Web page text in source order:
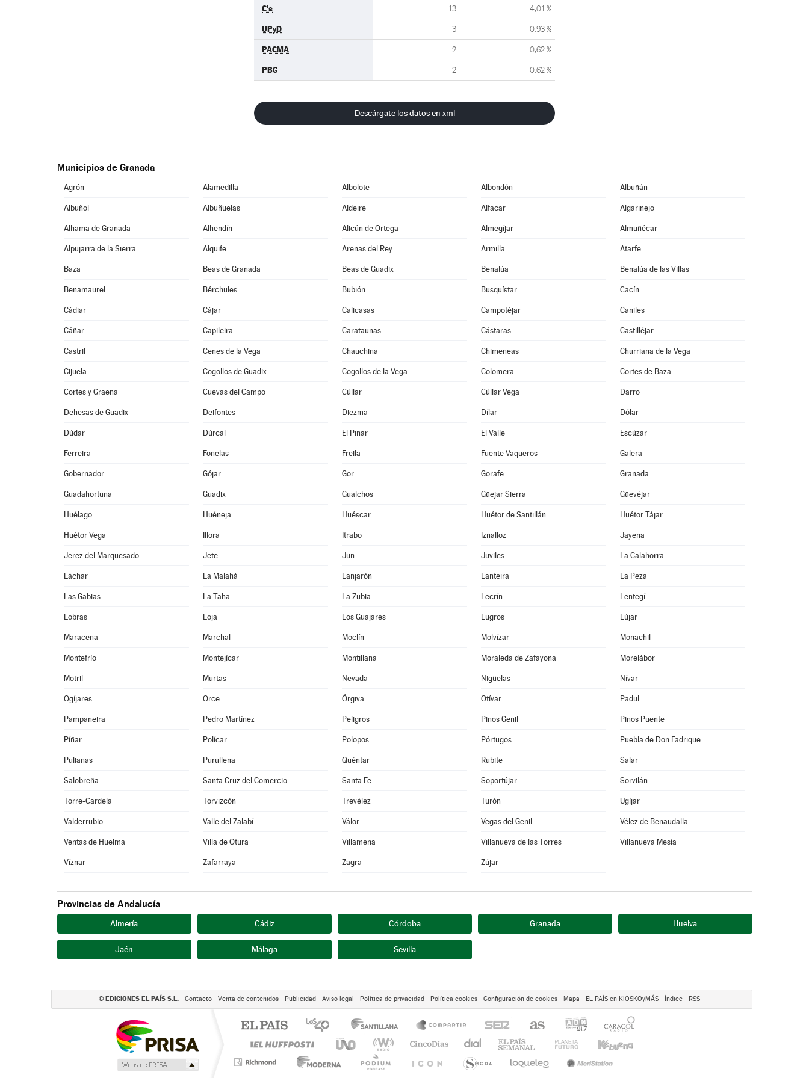
C's 13 4,01 %
UPyD 3 0,93 %
PACMA 2 0,62 %
PBG 2 0,62 %
Descárgate los datos en xml
Municipios de Granada
Agrón Alamedilla Albolote Albondón Albuñán
Albuñol Albuñuelas Aldeire Alfacar Algarinejo
Alhama de Granada Alhendín Alicún de Ortega Almegíjar Almuñécar
Alpujarra de la Sierra Alquife Arenas del Rey Armilla Atarfe
Baza Beas de Granada Beas de Guadix Benalúa Benalúa de las Villas
Benamaurel Bérchules Bubión Busquístar Cacín
Cádiar Cájar Calicasas Campotéjar Caniles
Cáñar Capileira Carataunas Cástaras Castilléjar
Castril Cenes de la Vega Chauchina Chimeneas Churriana de la Vega
Cijuela Cogollos de Guadix Cogollos de la Vega Colomera Cortes de Baza
Cortes y Graena Cuevas del Campo Cúllar Cúllar Vega Darro
Dehesas de Guadix Deifontes Diezma Dílar Dólar
Dúdar Dúrcal El Pinar El Valle Escúzar
Ferreira Fonelas Freila Fuente Vaqueros Galera
Gobernador Gójar Gor Gorafe Granada
Guadahortuna Guadix Gualchos Güejar Sierra Güevéjar
Huélago Huéneja Huéscar Huétor de Santillán Huétor Tájar
Huétor Vega Illora Itrabo Iznalloz Jayena
Jerez del Marquesado Jete Jun Juviles La Calahorra
Láchar La Malahá Lanjarón Lanteira La Peza
Las Gabias La Taha La Zubia Lecrín Lentegí
Lobras Loja Los Guajares Lugros Lújar
Maracena Marchal Moclín Molvízar Monachil
Montefrío Montejícar Montillana Moraleda de Zafayona Morelábor
Motril Murtas Nevada Nigüelas Nívar
Ogíjares Orce Órgiva Otívar Padul
Pampaneira Pedro Martínez Peligros Pinos Genil Pinos Puente
Píñar Polícar Polopos Pórtugos Puebla de Don Fadrique
Pulianas Purullena Quéntar Rubite Salar
Salobreña Santa Cruz del Comercio Santa Fe Soportújar Sorvilán
Torre-Cardela Torvizcón Trevélez Turón Ugíjar
Valderrubio Valle del Zalabí Válor Vegas del Genil Vélez de Benaudalla
Ventas de Huelma Villa de Otura Villamena Villanueva de las Torres Villanueva Mesía
Víznar Zafarraya Zagra Zújar
Provincias de Andalucía
Almería Cádiz Córdoba Granada Huelva
Jaén Málaga Sevilla
© EDICIONES EL PAÍS S.L. Contacto Venta de contenidos Publicidad Aviso legal Política de privacidad Política cookies Configuración de cookies Mapa EL PAÍS en KIOSKOyMÁS Índice RSS